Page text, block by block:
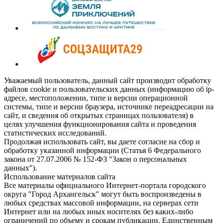
Уважаемый пользователь, данный сайт производит обработку
файлов cookie и пользовательских данных (информацию об ip-
адресе, местоположении, типе и версии операционной
системы, типе и версии браузера, источнике переадресации на
сайт, и сведения об открытых страницах пользователя) в
целях улучшения функционирования сайта и проведения
статистических исследований.
Продолжая использовать сайт, вы даете согласие на сбор и
обработку указанной информации (Статья 6 Федерального
закона от 27.07.2006 № 152-ФЗ "Закон о персональных
данных").
Использование материалов сайта
Все материалы официального Интернет-портала городского
округа "Город Архангельск" могут быть воспроизведены в
любых средствах массовой информации, на серверах сети
Интернет или на любых иных носителях без каких-либо
ограничений по объему и срокам публикации. Единственным